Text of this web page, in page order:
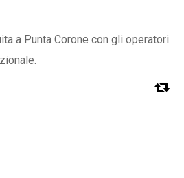
a Punta Corone con gli operatori